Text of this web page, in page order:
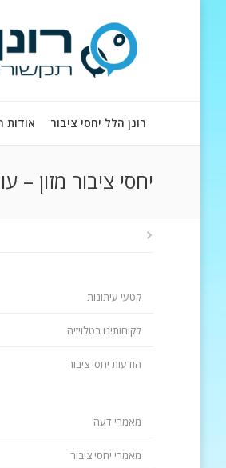
רונן הלל יחסי ציבור אודות
יחסי ציבור מזון
קטעי עיתונות
לקוחותינו בטלויזיה
הודעות יחסי ציבור
מאמרי דעה
מאמרי יחסי ציבור